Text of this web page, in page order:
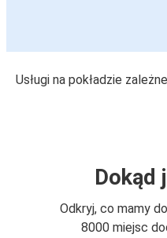
Usługi na pokładzie
Dokąd
Odkryj, co mamy
8000 miejsc